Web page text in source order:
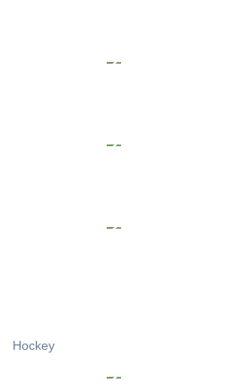
Hockey